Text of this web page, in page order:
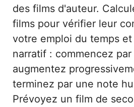
des films d'auteur.
films pour vérifier leur
votre emploi du temps
narratif : commencez
augmentez
terminez par une note
Prévoyez un film de